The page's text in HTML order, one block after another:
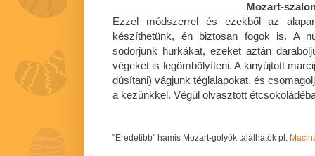
Mozart-
Ezzel módszerrel és ezekből az
készíthetünk, én biztosan fogok is. A
sodorjunk hurkákat, ezeket aztán
végeket is legömbölyíteni. A kinyújtott
dúsítani) vágjunk téglalapokat, és
a kezünkkel. Végül olvasztott
"Eredetibb" hamis Mozart-golyók találhatók pl.